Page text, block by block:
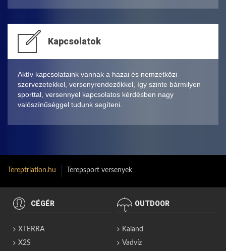
Kapcsolatok
Aktív kapcsolataink vannak a hazai és nemzetközi
szervezetekkel, versenyrendezőkkel, így szinte bármilyen
sporttal, versennyel kapcsolatos kérdésben nagy
valószínűséggel tudunk segíteni.
Tereptriatlon.hu Terepsport versenyek
CÉGÉR
XTERRA
X2S
OUTDOOR
Kaland
Vadvíz